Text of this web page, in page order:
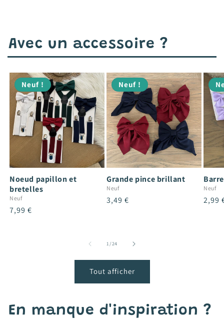
Avec un accessoire ?
Neuf !
Noeud papillon et
bretelles
Neuf
Prix
7,99 €
Neuf !
Grande pince brillant
Neuf
Prix
3,49 €
Neuf
Prix
2,99
1/de
24
Tout afficher
En manque d'inspiration ?